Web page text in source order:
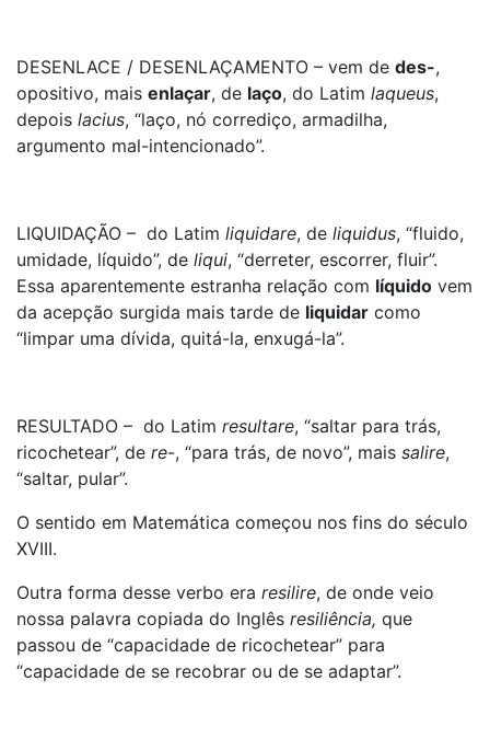
DESENLACE / DESENLAÇAMENTO – vem de des-,
opositivo, mais enlaçar, de laço, do Latim laqueus,
depois lacius, “laço, nó corrediço, armadilha,
argumento mal-intencionado”.
LIQUIDAÇÃO – do Latim liquidare, de liquidus, “fluido,
umidade, líquido”, de liqui, “derreter, escorrer, fluir”.
Essa aparentemente estranha relação com líquido vem
da acepção surgida mais tarde de liquidar como
“limpar uma dívida, quitá-la, enxugá-la”.
RESULTADO – do Latim resultare, “saltar para trás,
ricochetear”, de re-, “para trás, de novo”, mais salire,
“saltar, pular”.
O sentido em Matemática começou nos fins do século
XVIII.
Outra forma desse verbo era resilire, de onde veio
nossa palavra copiada do Inglês resiliência, que
passou de “capacidade de ricochetear” para
“capacidade de se recobrar ou de se adaptar”.